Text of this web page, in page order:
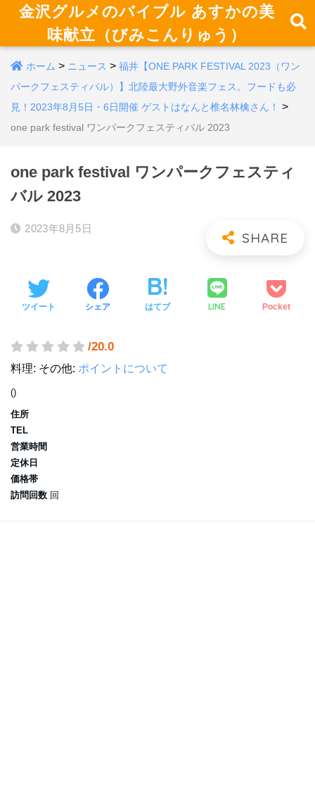
金沢グルメのバイブル あすかの美
味献立（びみこんりゅう）
ホーム > ニュース > 福井【ONE PARK FESTIVAL 2023（ワン
パークフェスティバル）】北陸最大野外音楽フェス。フードも必
見！2023年8月5日・6日開催 ゲストはなんと椎名林檎さん！
>
one park festival ワンパークフェスティバル 2023
one park festival ワンパークフェスティ
バル 2023
2023年8月5日
ツイート シェア はてブ LINE Pocket
/20.0
料理: その他: ポイントについて
()
住所
TEL
営業時間
定休日
価格帯
訪問回数 回